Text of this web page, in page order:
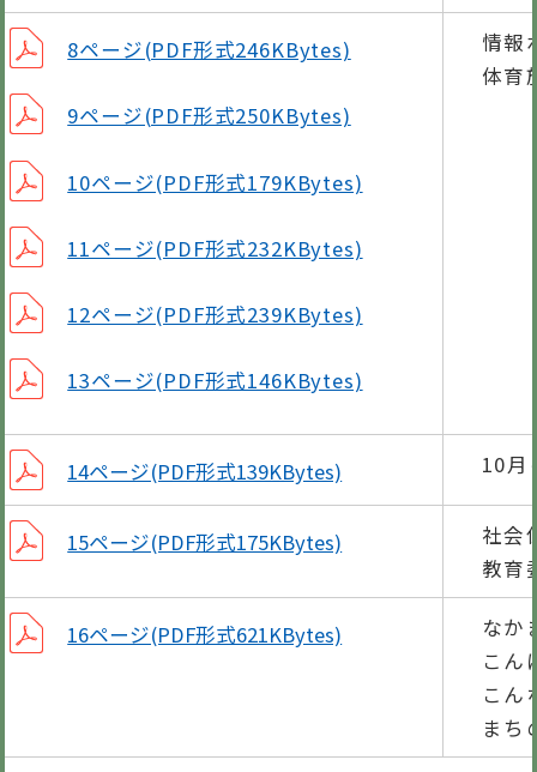
8ページ(PDF形式246KBytes)
9ページ(PDF形式250KBytes)
10ページ(PDF形式179KBytes)
11ページ(PDF形式232KBytes)
12ページ(PDF形式239KBytes)
13ページ(PDF形式146KBytes)
情報
体育
14ページ(PDF形式139KBytes) 10月
15ページ(PDF形式175KBytes)
社会
教育
16ページ(PDF形式621KBytes)
なか
こん
こ
まち